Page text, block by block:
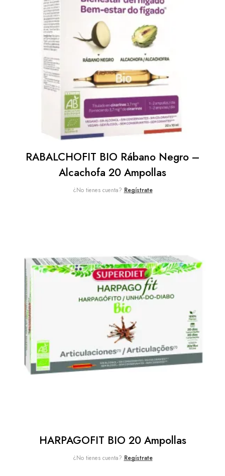
RABALCHOFIT BIO Rábano Negro –
Alcachofa 20 Ampollas
¿No tienes cuenta? Regístrate
HARPAGOFIT BIO 20 Ampollas
¿No tienes cuenta? Regístrate